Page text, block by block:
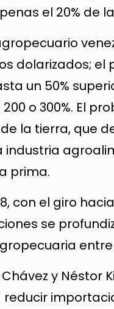
el 20% de
dolarizados;
un 50%
o 300%. El
la tierra, que
industria
prima.
con el giro
se
Chávez y